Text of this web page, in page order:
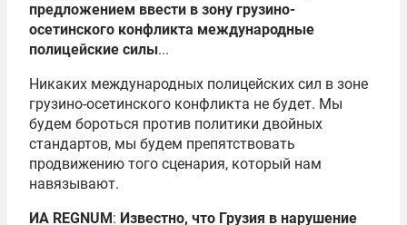
предложением ввести в зону грузино-
осетинского конфликта международные
полицейские силы...
Никаких международных полицейских сил в зоне
грузино-осетинского конфликта не будет. Мы
будем бороться против политики двойных
стандартов, мы будем препятствовать
продвижению того сценария, который нам
навязывают.
ИА REGNUM: Известно, что Грузия в нарушение